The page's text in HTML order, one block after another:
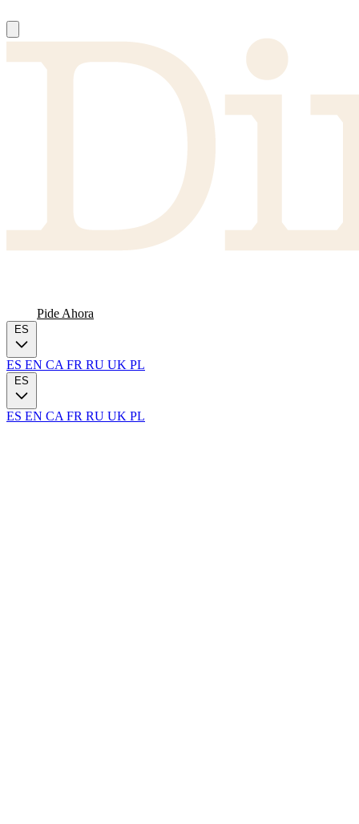
Pide Ahora
ES
ES EN CA FR RU UK PL
ES
ES EN CA FR RU UK PL